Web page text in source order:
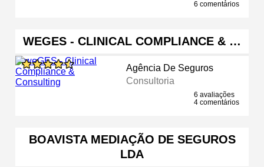
6 comentários
WEGES - CLINICAL COMPLIANCE & …
Agência De Seguros
Consultoria
6 avaliações
4 comentários
BOAVISTA MEDIAÇÃO DE SEGUROS
LDA